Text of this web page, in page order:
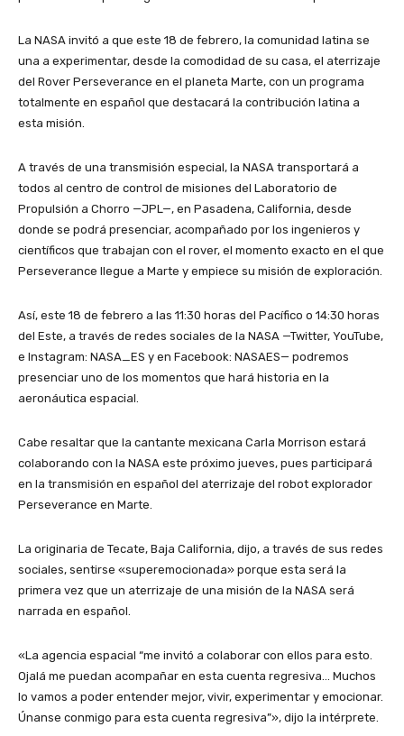
La NASA invitó a que este 18 de febrero, la comunidad latina se
una a experimentar, desde la comodidad de su casa, el aterrizaje
del Rover Perseverance en el planeta Marte, con un programa
totalmente en español que destacará la contribución latina a
esta misión.
A través de una transmisión especial, la NASA transportará a
todos al centro de control de misiones del Laboratorio de
Propulsión a Chorro —JPL—, en Pasadena, California, desde
donde se podrá presenciar, acompañado por los ingenieros y
científicos que trabajan con el rover, el momento exacto en el que
Perseverance llegue a Marte y empiece su misión de exploración.
Así, este 18 de febrero a las 11:30 horas del Pacífico o 14:30 horas
del Este, a través de redes sociales de la NASA —Twitter, YouTube,
e Instagram: NASA_ES y en Facebook: NASAES— podremos
presenciar uno de los momentos que hará historia en la
aeronáutica espacial.
Cabe resaltar que la cantante mexicana Carla Morrison estará
colaborando con la NASA este próximo jueves, pues participará
en la transmisión en español del aterrizaje del robot explorador
Perseverance en Marte.
La originaria de Tecate, Baja California, dijo, a través de sus redes
sociales, sentirse «superemocionada» porque esta será la
primera vez que un aterrizaje de una misión de la NASA será
narrada en español.
«La agencia espacial “me invitó a colaborar con ellos para esto.
Ojalá me puedan acompañar en esta cuenta regresiva… Muchos
lo vamos a poder entender mejor, vivir, experimentar y emocionar.
Únanse conmigo para esta cuenta regresiva”», dijo la intérprete.